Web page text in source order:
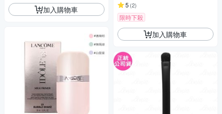
加入購物車 5 (2)
限時下殺
加入購物車